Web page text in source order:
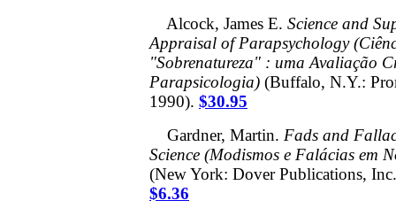
Alcock, James E. Science and
Appraisal of Parapsychology
"Sobrenatureza" : uma Avaliação
Parapsicologia) (Buffalo, N.Y.:
1990). $30.95
Gardner, Martin. Fads and
Science (Modismos e Falácias em
(New York: Dover Publications,
$6.36